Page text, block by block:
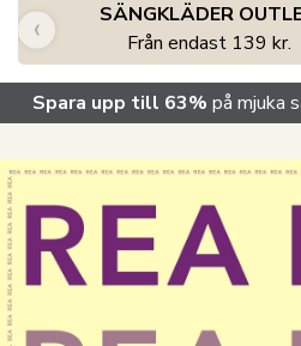
SÄNGKLÄDER
Från endast 139 kr.
‹
Spara upp till 63% på mjuka